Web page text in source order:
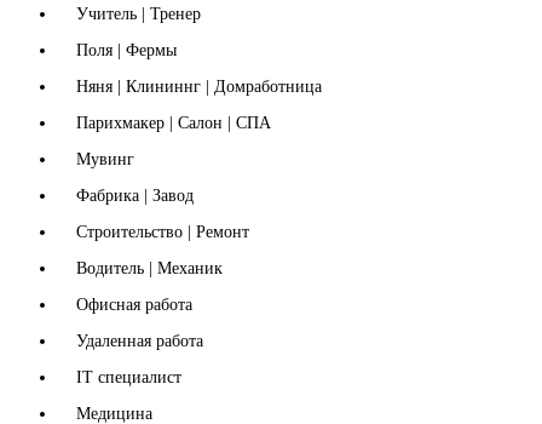
Учитель | Тренер
Поля | Фермы
Няня | Клининнг | Домработница
Парихмакер | Салон | СПА
Мувинг
Фабрика | Завод
Строительство | Ремонт
Водитель | Механик
Офисная работа
Удаленная работа
IT специалист
Медицина